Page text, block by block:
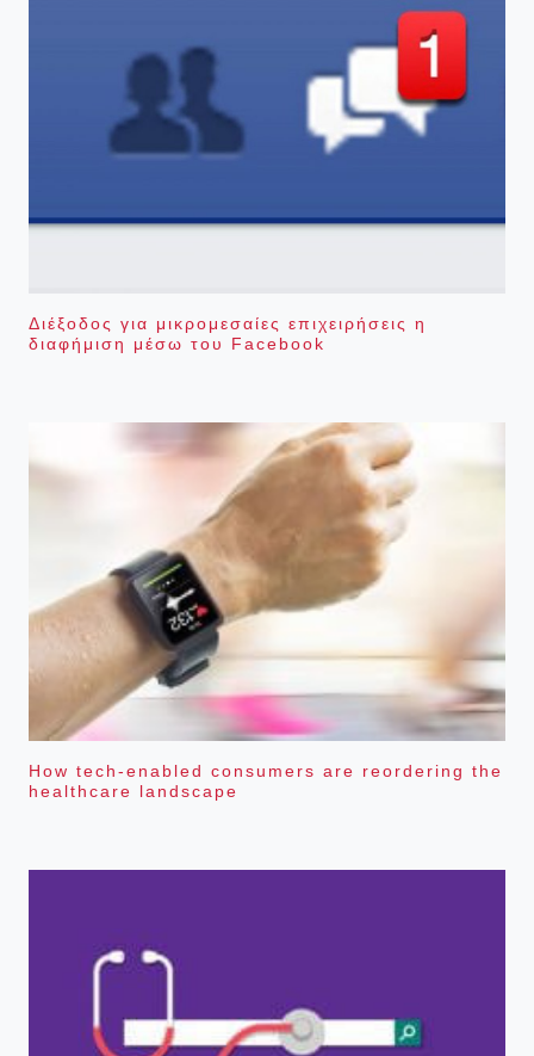
Διέξοδος για μικρομεσαίες επιχειρήσεις η
διαφήμιση μέσω του Facebook
How tech-enabled consumers are reordering the
healthcare landscape